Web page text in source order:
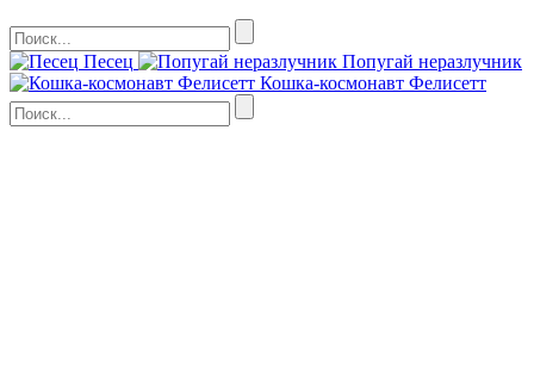
Песец
Попугай неразлучник
Кошка-космонавт Фелисетт